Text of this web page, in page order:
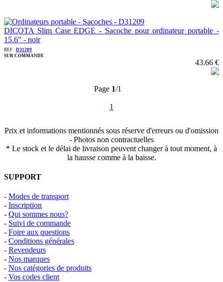
DICOTA Slim Case EDGE - Sacoche pour ordinateur portable -
15.6" - noir
REF : D31209
SUR COMMANDE
43.66 €
Page 1/1
1
Prix et informations mentionnés sous réserve d'erreurs ou d'omission
- Photos non contractuelles
* Le stock et le délai de livraison peuvent changer à tout moment, à
la hausse comme à la baisse.
SUPPORT
- Modes de transport
- Inscription
- Qui sommes nous?
- Suivi de commande
- Foire aux questions
- Conditions générales
- Revendeurs
- Nos marques
- Nos catégories de produits
- Vos codes client